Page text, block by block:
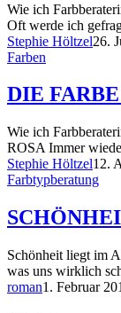
Wie ich
Oft werde ich
Stephie Höltzel26.
Farben
DIE
Wie ich
ROSA Immer
Stephie Höltzel12.
Farbtypberatung
Schönheit liegt im
was uns wirklich
roman1. Februar